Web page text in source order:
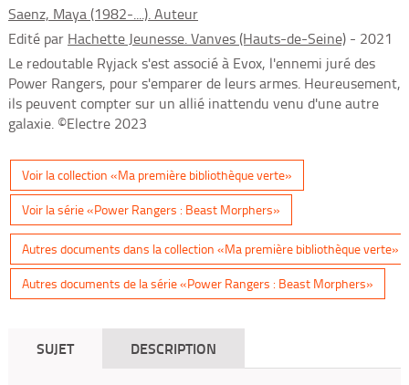
Saenz, Maya (1982-....). Auteur
Edité par Hachette Jeunesse. Vanves (Hauts-de-Seine) - 2021
Le redoutable Ryjack s'est associé à Evox, l'ennemi juré des
Power Rangers, pour s'emparer de leurs armes. Heureusement,
ils peuvent compter sur un allié inattendu venu d'une autre
galaxie. ©Electre 2023
Voir la collection «Ma première bibliothèque verte»
Voir la série «Power Rangers : Beast Morphers»
Autres documents dans la collection «Ma première bibliothèque verte»
Autres documents de la série «Power Rangers : Beast Morphers»
SUJET DESCRIPTION